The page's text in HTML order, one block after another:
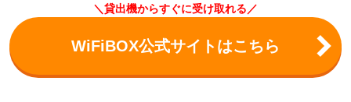
＼貸出機からすぐに受け取れる／
WiFiBOX公式サイトはこちら